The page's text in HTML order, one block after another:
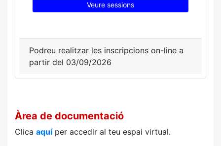
Veure sessions
Podreu realitzar les inscripcions on-line a
partir del 03/09/2026
Àrea de documentació
Clica aquíper accedir al teu espai virtual.